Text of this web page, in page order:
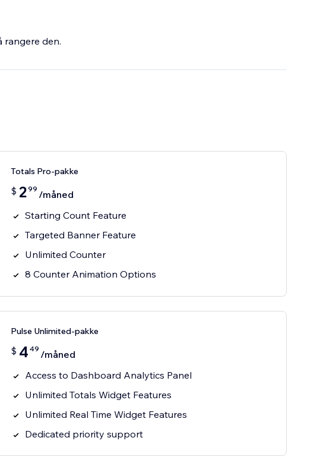
rangere den.
Totals Pro-pakke
$ 299 /måned
Starting Count Feature
Targeted Banner Feature
Unlimited Counter
8 Counter Animation Options
Pulse Unlimited-pakke
$ 4 49 /måned
Access to Dashboard Analytics Panel
Unlimited Totals Widget Features
Unlimited Real Time Widget Features
Dedicated priority support